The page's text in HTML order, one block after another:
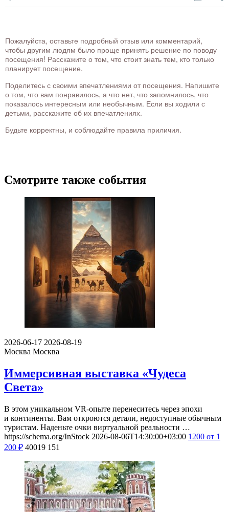
Пожалуйста, оставьте подробный отзыв или комментарий,
чтобы другим людям было проще принять решение по поводу
посещения! Расскажите о том, что стоит знать тем, кто только
планирует посещение.
Поделитесь с своими впечатлениями от посещения. Напишите
о том, что вам понравилось, а что нет, что запомнилось, что
показалось интересным или необычным. Если вы ходили с
детьми, расскажите об их впечатлениях.
Будьте корректны, и соблюдайте правила приличия.
Смотрите также события
2026-06-17 2026-08-19
Москва Москва
Иммерсивная выставка «Чудеса
Света»
В этом уникальном VR-опыте перенеситесь через эпохи
и континенты. Вам откроются детали, недоступные обычным
туристам. Наденьте очки виртуальной реальности …
https://schema.org/InStock 2026-08-06T14:30:00+03:00 1200 от 1
200 ₽ 40019 151